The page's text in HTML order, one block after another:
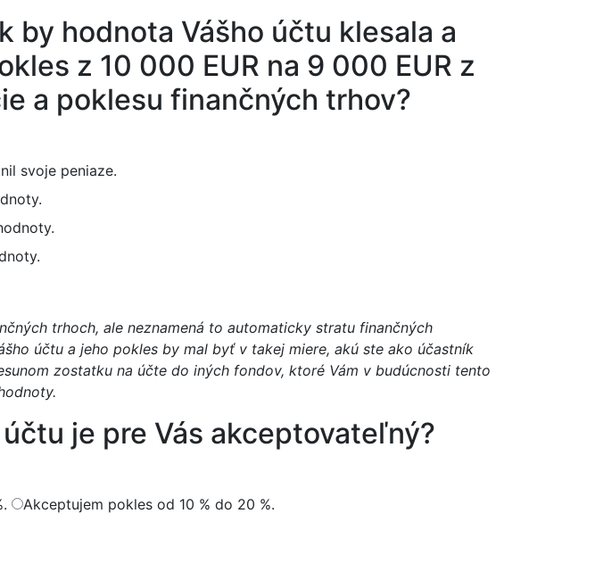
by hodnota Vášho účtu klesala a
z 10 000 EUR na 9 000 EUR z
a poklesu finančných trhov?
svoje peniaze.
trhoch, ale neznamená to automaticky stratu finančných
účtu a jeho pokles by mal byť v takej miere, akú ste ako účastník
zostatku na účte do iných fondov, ktoré Vám v budúcnosti tento
je pre Vás akceptovateľný?
Akceptujem pokles od 10 % do 20 %.